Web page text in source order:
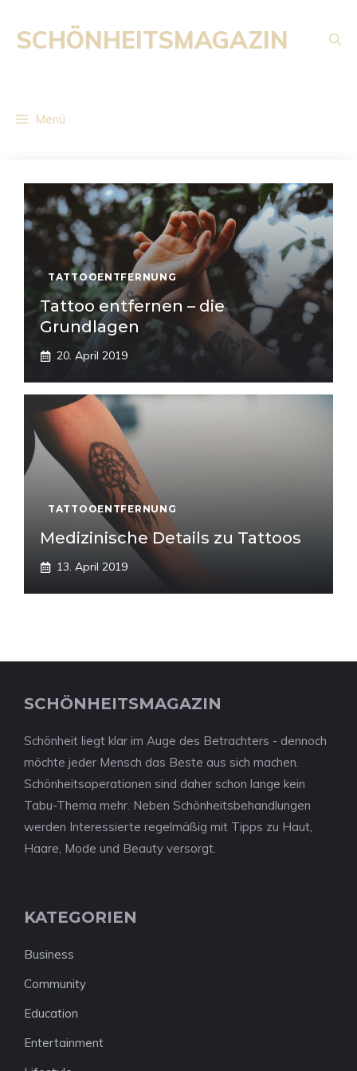
Inhalt
springen
SCHÖNHEITSMAGAZIN
Menü
TATTOOENTFERNUNG
Tattoo entfernen – die
Grundlagen
20. April 2019
TATTOOENTFERNUNG
Medizinische Details zu Tattoos
13. April 2019
SCHÖNHEITSMAGAZIN
Schönheit liegt klar im Auge des Betrachters - dennoch
möchte jeder Mensch das Beste aus sich machen.
Schönheitsoperationen sind daher schon lange kein
Tabu-Thema mehr. Neben Schönheitsbehandlungen
werden Interessierte regelmäßig mit Tipps zu Haut,
Haare, Mode und Beauty versorgt.
KATEGORIEN
Business
Community
Education
Entertainment